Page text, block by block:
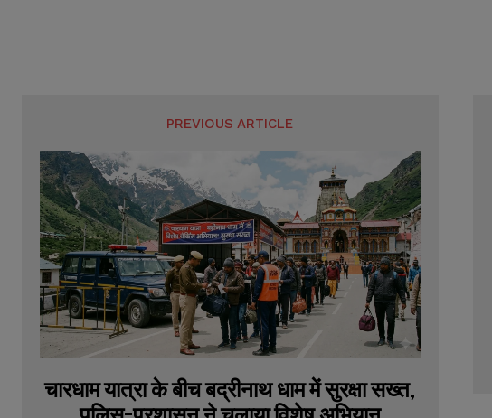
PREVIOUS ARTICLE
चारधाम यात्रा के बीच बद्रीनाथ धाम में सुरक्षा सख्त,